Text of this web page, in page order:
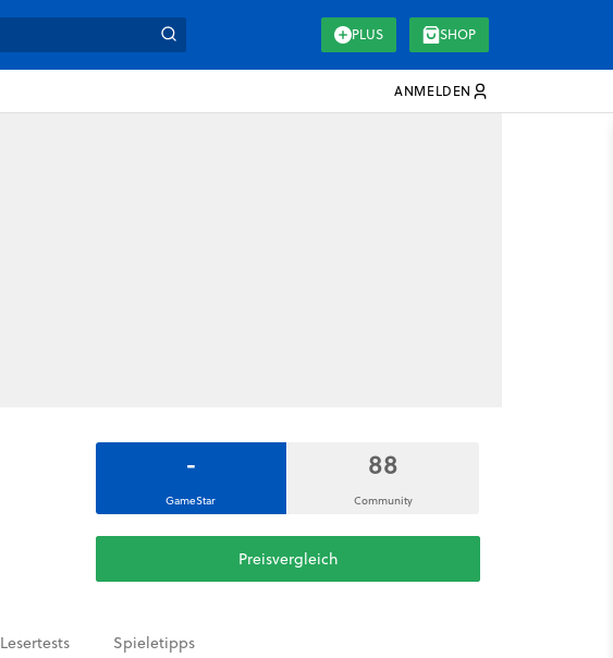
PLUS SHOP
ANMELDEN
-
GameStar
88
Community
Preisvergleich
Lesertests Spieletipps